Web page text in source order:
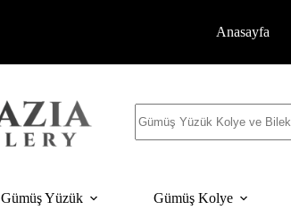
Anasayfa
yok
Gümüş Yüzük Gümüş Kolye